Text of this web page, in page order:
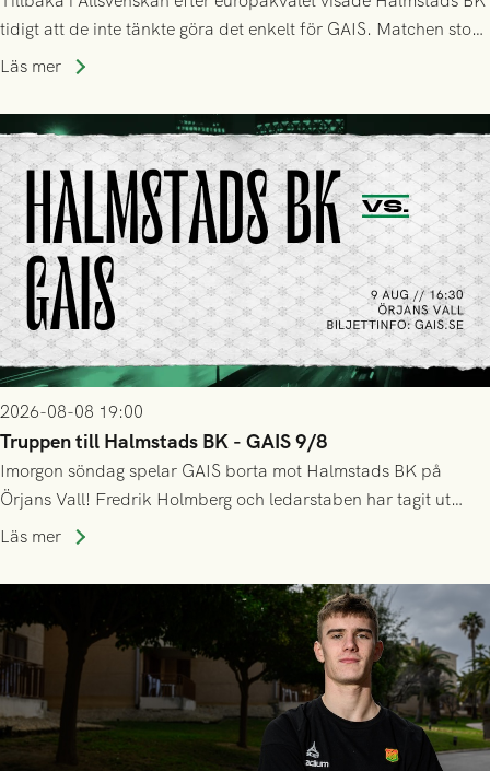
tidigt att de inte tänkte göra det enkelt för GAIS. Matchen stod
och vägde större delar av första halvlek, men efter
fram och fick in två mål för att ge laget tre pinnar.
Läs mer
2026-08-08 19:00
Truppen till Halmstads BK - GAIS 9/8
Imorgon söndag spelar GAIS borta mot Halmstads BK på
Örjans Vall! Fredrik Holmberg och ledarstaben har tagit ut
följande trupp till matchen:
Läs mer